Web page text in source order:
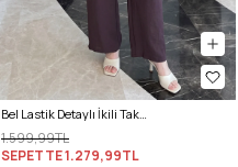
Bel Lastik Detaylı İkili Takım Y0132 - KOYU MOR
1.599,99TL
SEPETTE1.279,99TL